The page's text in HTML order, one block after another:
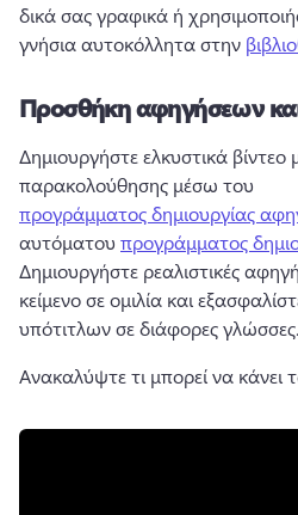
δικά σας γραφικά ή
γνήσια αυτοκόλλητα στην
Προσθήκη αφηγήσεων
Δημιουργήστε ελκυστικά βίντεο
παρακολούθησης μέσω του
προγράμματος δημιουργίας
αυτόματου προγράμματος
Δημιουργήστε ρεαλιστικές
κείμενο σε ομιλία και
υπότιτλων σε διάφορες γλώσσες.
Ανακαλύψτε τι μπορεί να κάνει